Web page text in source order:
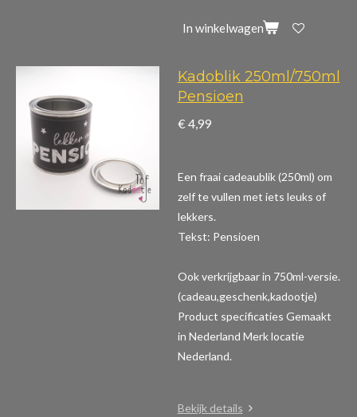
In winkelwagen
Kadoblik 250ml/750ml
Pensioen
€ 4,99
Een fraai cadeaublik (250ml) om
zelf te vullen met iets leuks of
lekkers.
Tekst: Pensioen
Ook verkrijgbaar in 750ml-versie.
(cadeau,geschenk,kadootje)
Product specificaties Gemaakt
in Nederland Merk locatie
Nederland.
Bekijk details